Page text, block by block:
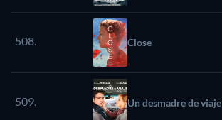
508. Close
509. Un desmadre de viaje